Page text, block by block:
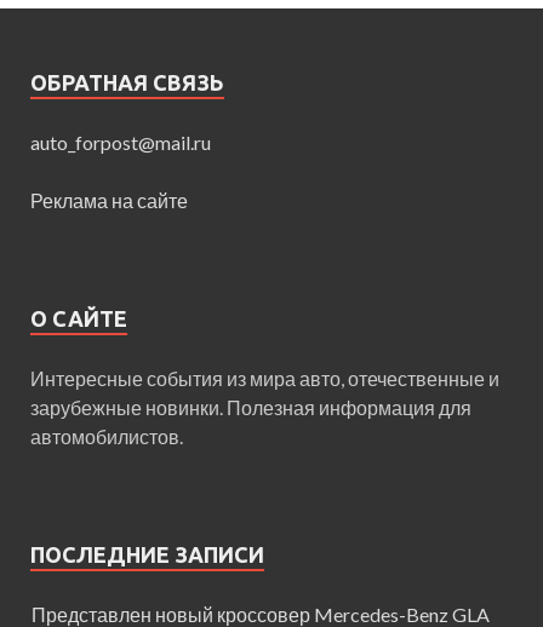
ОБРАТНАЯ СВЯЗЬ
auto_forpost@mail.ru
Реклама на сайте
О САЙТЕ
Интересные события из мира авто, отечественные и
зарубежные новинки. Полезная информация для
автомобилистов.
ПОСЛЕДНИЕ ЗАПИСИ
Представлен новый кроссовер Mercedes-Benz GLA